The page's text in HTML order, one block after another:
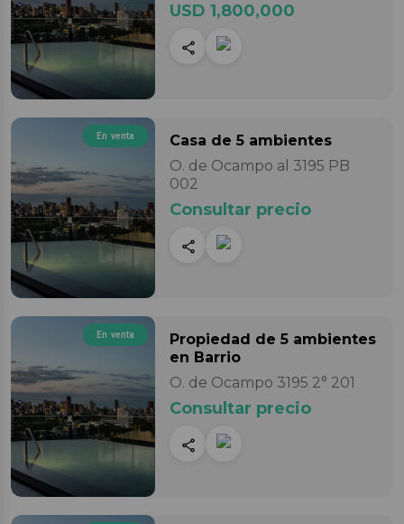
USD 1,800,000
En venta Casa de 5 ambientes
O. de Ocampo al 3195 PB
002
Consultar precio
En venta Propiedad de 5 ambientes
en Barrio
O. de Ocampo 3195 2° 201
Consultar precio